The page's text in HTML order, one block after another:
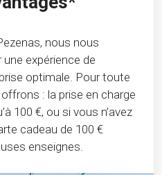
nous nous
expérience de
optimale. Pour toute
: la prise en charge
100 €, ou si vous n’avez
cadeau de 100 €
enseignes.